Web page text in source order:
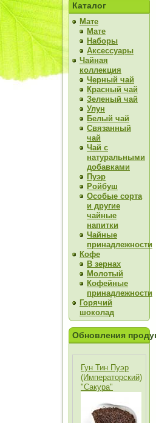
Каталог
Мате
Мате
Наборы
Аксессуары
Чайная
коллекция
Черный чай
Красный чай
Зеленый чай
Улун
Белый чай
Связанный
чай
Чай с
натуральными
добавками
Пуэр
Ройбуш
Особые сорта
и другие
чайные
напитки
Чайные
принадлежности
Кофе
В зернах
Молотый
Кофейные
принадлежности
Горячий
шоколад
Обновления
Гун Тин Пуэр
(Императорский)
"Сакура"